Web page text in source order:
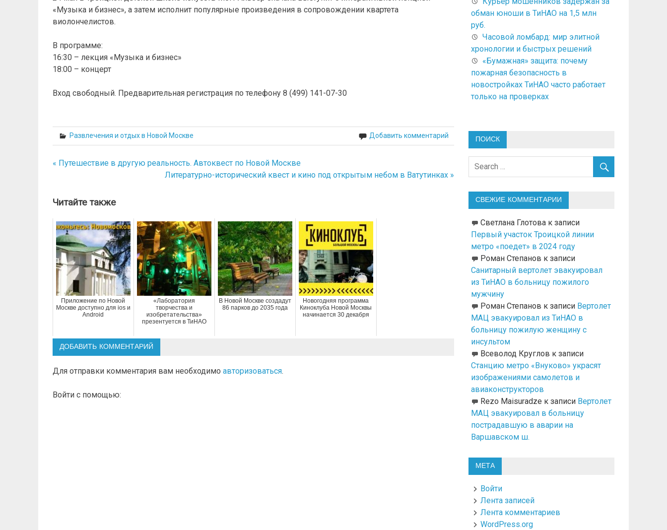
«Музыка и бизнес», а затем исполнит популярные произведения в сопровождении квартета
виолончелистов.
В программе:
16:30 – лекция «Музыка и бизнес»
18:00 – концерт
Вход свободный. Предварительная регистрация по телефону 8 (499) 141-07-30
Развлечения и отдых в Новой Москве Добавить комментарий
Навигация
записям
« Путешествие в другую реальность. Автоквест по Новой Москве
Литературно-исторический квест и кино под открытым небом в Ватутинках »
Читайте также
Приложение по Новой
Москве доступно для ios и
Android
«Лаборатория
творчества и
изобретательства»
презентуется в ТиНАО
В Новой Москве создадут
86 парков до 2035 года
Новогодняя программа
Киноклуба Новой Москвы
начинается 30 декабря
ДОБАВИТЬ КОММЕНТАРИЙ
Для отправки комментария вам необходимо авторизоваться.
Войти с помощью:
обман юноши в ТиНАО на 1,5 млн
руб.
Часовой ломбард: мир элитной
хронологии и быстрых решений
«Бумажная» защита: почему
пожарная безопасность в
новостройках ТиНАО часто работает
только на проверках
ПОИСК
СВЕЖИЕ КОММЕНТАРИИ
Светлана Глотовак записи
Первый участок Троицкой линии
метро «поедет» в 2024 году
Роман Степанов к записи
Санитарный вертолет эвакуировал
из ТиНАО в больницу пожилого
мужчину
Роман Степанов к записи Вертолет
МАЦ эвакуировал из ТиНАО в
больницу пожилую женщину с
инсультом
Всеволод Круглов к записи
Станцию метро «Внуково» украсят
изображениями самолетов и
авиаконструкторов
Rezo Maisuradze к записи Вертолет
МАЦ эвакуировал в больницу
пострадавшую в аварии на
Варшавском ш.
МЕТА
Войти
Лента записей
Лента комментариев
WordPress.org